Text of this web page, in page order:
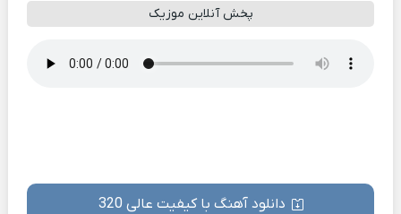
پخش آنلاین موزیک
دانلود آهنگ با کیفیت عالی 320